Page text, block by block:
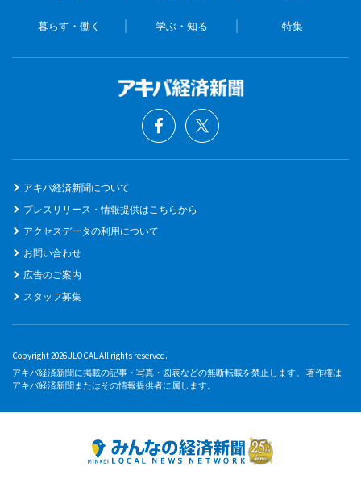
暮らす・働く 学ぶ・知る 特集
アキバ経済新聞について
プレスリリース・情報提供はこちらから
アクセスデータの利用について
お問い合わせ
広告のご案内
スタッフ募集
Copyright 2026 JLOCAL All rights reserved.
アキバ経済新聞に掲載の記事・写真・図表などの無断転載を禁止します。 著作権は
アキバ経済新聞またはその情報提供者に属します。